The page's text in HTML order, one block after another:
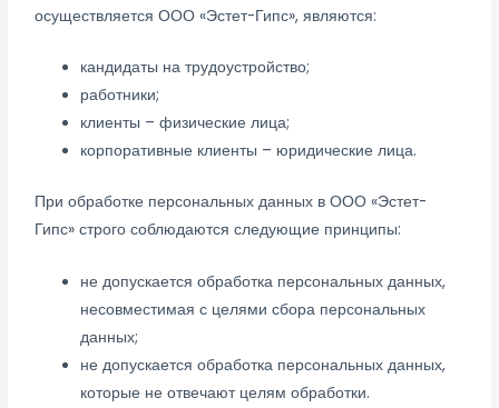
осуществляется ООО «Эстет-Гипс», являются:
кандидаты на трудоустройство;
работники;
клиенты – физические лица;
корпоративные клиенты – юридические лица.
При обработке персональных данных в ООО «Эстет-
Гипс» строго соблюдаются следующие принципы:
не допускается обработка персональных данных,
несовместимая с целями сбора персональных
данных;
не допускается обработка персональных данных,
которые не отвечают целям обработки.